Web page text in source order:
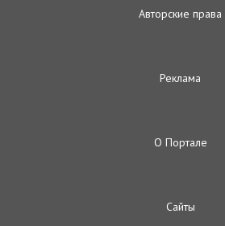
Авторские права
Реклама
О Портале
Сайты